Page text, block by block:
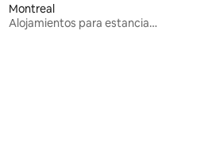
Montreal
Alojamientos para estancias largas